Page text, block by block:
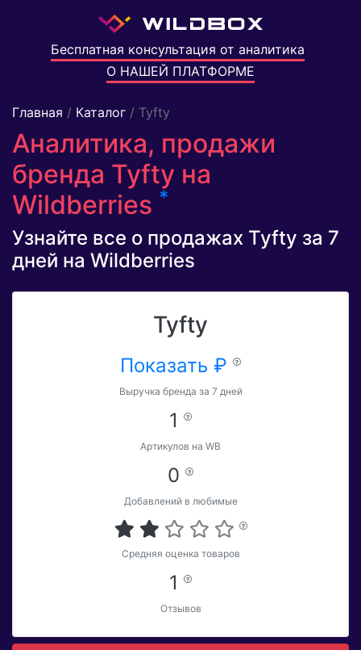
Бесплатная консультация от аналитика
О НАШЕЙ ПЛАТФОРМЕ
Главная / Каталог / Tyfty
Аналитика, продажи
бренда Tyfty на
Wildberries *
Узнайте все о продажах Tyfty за 7
дней на Wildberries
Tyfty
Показать ₽
Выручка бренда за 7 дней
1
Артикулов на WB
0
Добавлений в любимые
Средняя оценка товаров
1
Отзывов